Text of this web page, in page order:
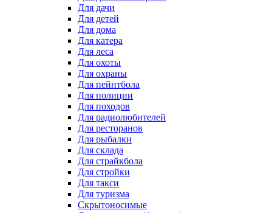
Для дачи
Для детей
Для дома
Для катера
Для леса
Для охоты
Для охраны
Для пейнтбола
Для полиции
Для походов
Для радиолюбителей
Для ресторанов
Для рыбалки
Для склада
Для страйкбола
Для стройки
Для такси
Для туризма
Скрытоносимые